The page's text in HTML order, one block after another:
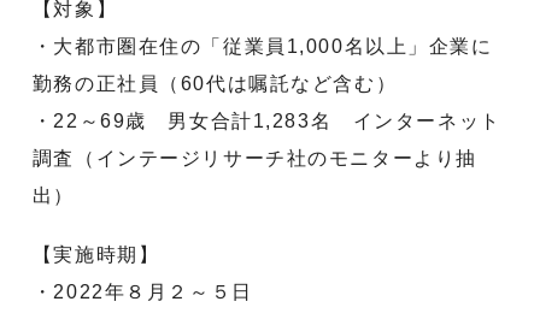
【対象】
・大都市圏在住の「従業員1,000名以上」企業に
勤務の正社員（60代は嘱託など含む）
・22～69歳 男女合計1,283名 インターネット
調査（インテージリサーチ社のモニターより抽
出）
【実施時期】
・2022年８月２～５日